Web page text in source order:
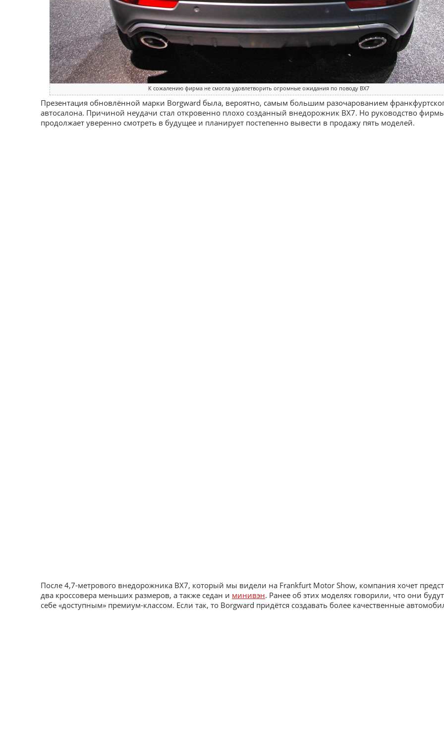
К сожалению фирма не смогла удовлетворить огромные ожидания по поводу BX7
Презентация обновлённой марки Borgward была, вероятно, самым большим разочарованием
автосалона. Причиной неудачи стал откровенно плохо созданный внедорожник BX7. Но руководство
продолжает уверенно смотреть в будущее и планирует постепенно вывести в продажу пять моделей.
После 4,7-метрового внедорожника BX7, который мы видели на Frankfurt Motor Show, компания хочет
два кроссовера меньших размеров, а также седан и минивэн. Ранее об этих моделях говорили, что они
себе «доступным» премиум-классом. Если так, то Borgward придётся создавать более качественные